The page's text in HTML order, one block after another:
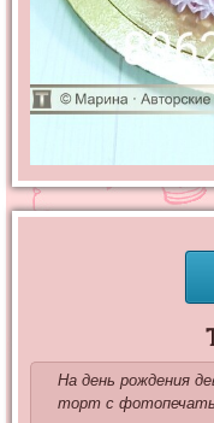
На день рождения
торт с